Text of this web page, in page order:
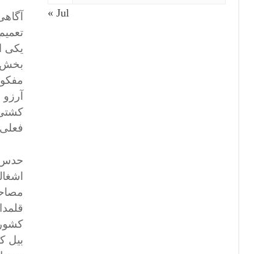
یکی
بخش
حدس
« Jul